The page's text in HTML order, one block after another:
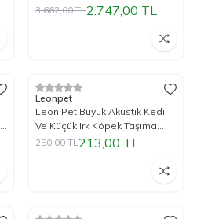
45X26X28Cm (Karışık Renkli)
3.662,00TL2.747,00 TL
%15İndirim
Leonpet
Leon Pet Büyük Akustik Kedi
Ve Küçük Irk Köpek Taşıma
Çantası 32X48X28Cm (Kırmızı)
250,00TL213,00 TL